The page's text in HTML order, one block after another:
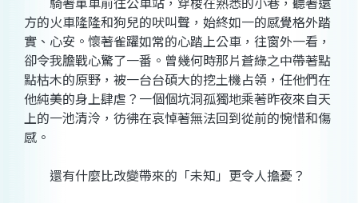
方的火車隆隆和狗兒的吠叫聲，始終如一的感覺格外踏
實、心安。懷著雀躍如常的心踏上公車，往窗外一看，
卻令我膽戰心驚了一番。曾幾何時那片蒼綠之中帶著點
點枯木的原野，被一台台碩大的挖土機占領，任他們在
他純美的身上肆虐？一個個坑洞孤獨地乘著昨夜來自天
上的一池清泠，彷彿在哀悼著無法回到從前的惋惜和傷
感。
還有什麼比改變帶來的「未知」更令人擔憂？